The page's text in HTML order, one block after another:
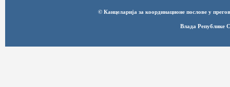
© Канцеларија за координационе послове у
Влада Републике